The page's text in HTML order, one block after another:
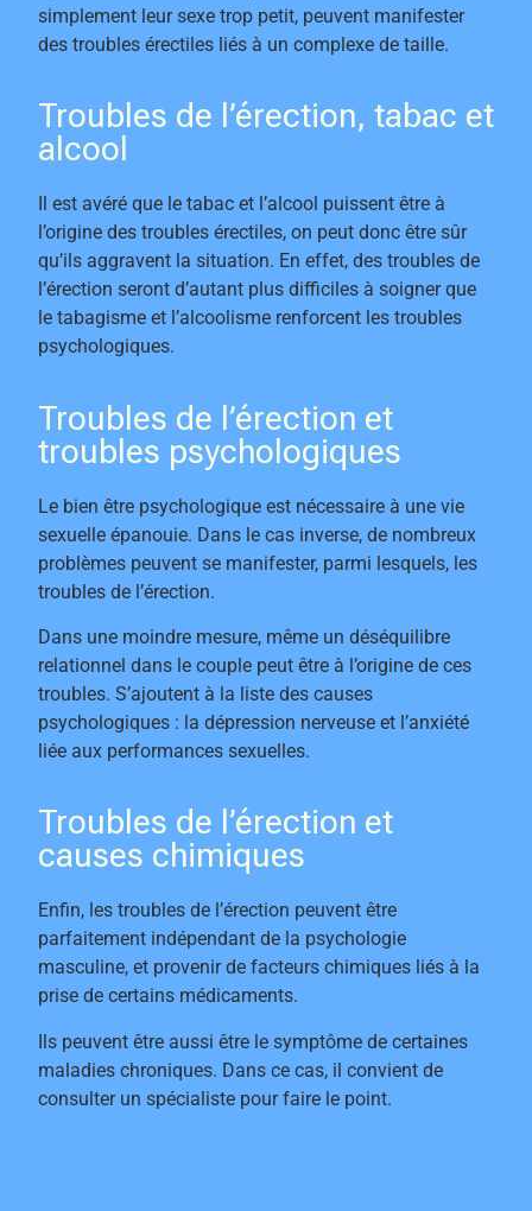
simplement leur sexe trop petit, peuvent manifester
des troubles érectiles liés à un complexe de taille.
Troubles de l’érection, tabac et
alcool
Il est avéré que le tabac et l’alcool puissent être à
l’origine des troubles érectiles, on peut donc être sûr
qu’ils aggravent la situation. En effet, des troubles de
l’érection seront d’autant plus difficiles à soigner que
le tabagisme et l’alcoolisme renforcent les troubles
psychologiques.
Troubles de l’érection et
troubles psychologiques
Le bien être psychologique est nécessaire à une vie
sexuelle épanouie. Dans le cas inverse, de nombreux
problèmes peuvent se manifester, parmi lesquels, les
troubles de l’érection.
Dans une moindre mesure, même un déséquilibre
relationnel dans le couple peut être à l’origine de ces
troubles. S’ajoutent à la liste des causes
psychologiques : la dépression nerveuse et l’anxiété
liée aux performances sexuelles.
Troubles de l’érection et
causes chimiques
Enfin, les troubles de l’érection peuvent être
parfaitement indépendant de la psychologie
masculine, et provenir de facteurs chimiques liés à la
prise de certains médicaments.
Ils peuvent être aussi être le symptôme de certaines
maladies chroniques. Dans ce cas, il convient de
consulter un spécialiste pour faire le point.